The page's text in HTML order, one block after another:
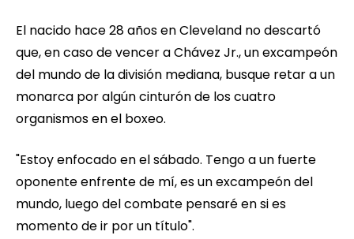
El nacido hace 28 años en Cleveland no descartó
que, en caso de vencer a Chávez Jr., un excampeón
del mundo de la división mediana, busque retar a un
monarca por algún cinturón de los cuatro
organismos en el boxeo.
"Estoy enfocado en el sábado. Tengo a un fuerte
oponente enfrente de mí, es un excampeón del
mundo, luego del combate pensaré en si es
momento de ir por un título".